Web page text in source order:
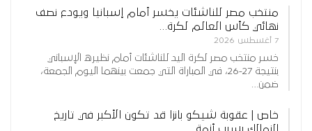
منتخب مصر للناشئات يخسر أمام إسبانيا ويودع نصف
نهائي كأس العالم لكرة…
7 أغسطس 2026
خسر منتخب مصر لكرة اليد للناشئات أمام نظيره الإسباني
بنتيجة 27-26، في المباراة التي جمعت بينهما اليوم الجمعة،
ضمن…
خاص | عقوبة شيكو بانزا قد تكون الأكبر في تاريخ